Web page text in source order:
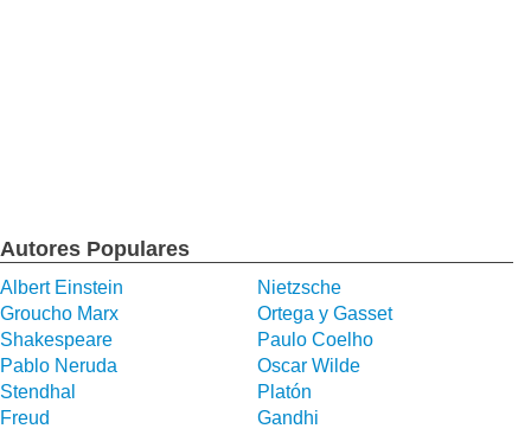
Autores Populares
Albert Einstein
Nietzsche
Groucho Marx
Ortega y Gasset
Shakespeare
Paulo Coelho
Pablo Neruda
Oscar Wilde
Stendhal
Platón
Freud
Gandhi